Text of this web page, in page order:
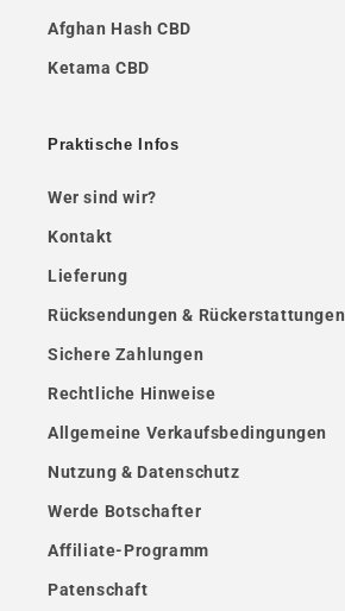
Afghan Hash CBD
Ketama CBD
Praktische Infos
Wer sind wir?
Kontakt
Lieferung
Rücksendungen & Rückerstattungen
Sichere Zahlungen
Rechtliche Hinweise
Allgemeine Verkaufsbedingungen
Nutzung & Datenschutz
Werde Botschafter
Affiliate-Programm
Patenschaft